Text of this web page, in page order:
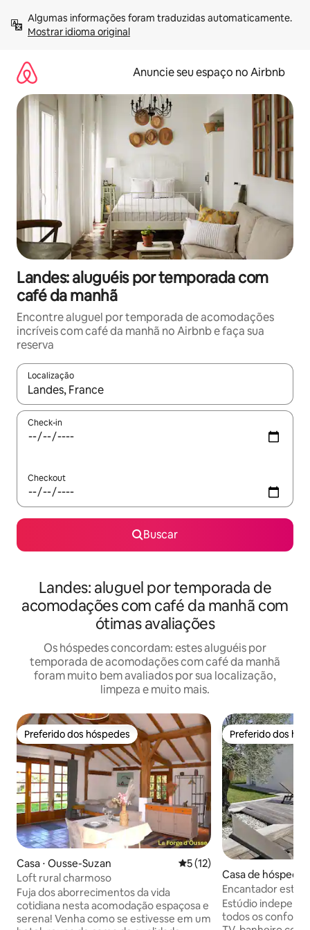
para
Mostrar idioma original
Anuncie seu espaço no Airbnb
Landes: aluguéis por temporada com
café da manhã
Encontre aluguel por temporada de acomodações
incríveis com café da manhã no Airbnb e faça sua
reserva
Localização
Quando os resultados estiverem disponíveis, explore-os
Check-in
Checkout
Buscar
Landes: aluguel por temporada de
acomodações com café da manhã com
ótimas avaliações
Os hóspedes concordam: estes aluguéis por
temporada de acomodações com café da manhã
foram muito bem avaliados por sua localização,
limpeza e muito mais.
Preferido dos hóspedes
Preferido dos hóspedes
Casa ⋅ Ousse-Suzan 5 de uma avaliação média
5 (12)
Loft rural charmoso
Fuja dos aborrecimentos da vida
cotidiana nesta acomodação espaçosa e
serena! Venha como se estivesse em um
Preferido dos
Preferido dos
Casa de hóspedes
e
Encantador
Saubusse
Estúdio
todos os